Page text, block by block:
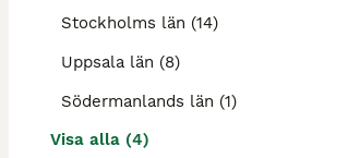
Stockholms län (14)
Uppsala län (8)
Södermanlands län (1)
Visa alla (4)